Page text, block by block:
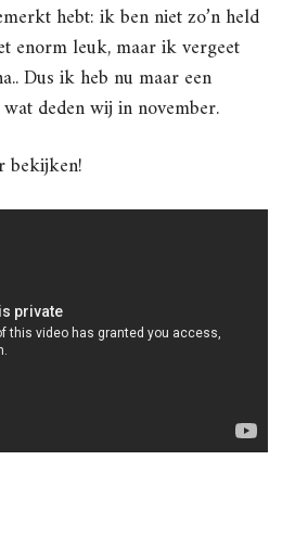
hebt: ik ben niet zo’n held
enorm leuk, maar ik vergeet
Dus ik heb nu maar een
deden wij in november.
bekijken!